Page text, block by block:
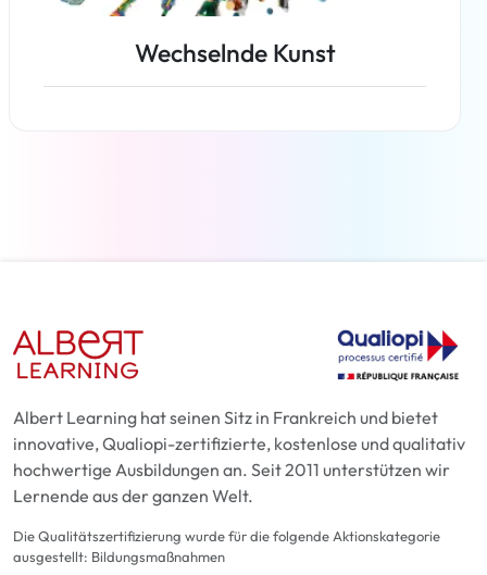
Wechselnde Kunst
Albert Learning hat seinen Sitz in Frankreich und bietet
innovative, Qualiopi-zertifizierte, kostenlose und qualitativ
hochwertige Ausbildungen an. Seit 2011 unterstützen wir
Lernende aus der ganzen Welt.
Die Qualitätszertifizierung wurde für die folgende Aktionskategorie
ausgestellt: Bildungsmaßnahmen